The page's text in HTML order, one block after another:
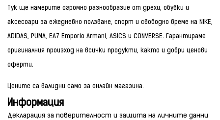
Тук ще намерите огромно разнообразие от дрехи, обувки и
аксесоари за ежедневно ползване, спорт и свободно време на NIKE,
ADIDAS, PUMA, EA7 Emporio Armani, ASICS и CONVERSE. Гарантираме
оригиналния произход на всички продукти, както и добри ценови
оферти.
Цените са валидни само за онлайн магазина.
Информация
Декларация за поверителност и защита на личните данни